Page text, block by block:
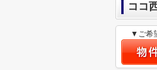
ココ
▼ご希